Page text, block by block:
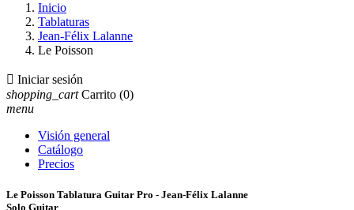
Inicio
Tablaturas
Jean-Félix Lalanne
Le Poisson
 Iniciar sesión
shopping_cart Carrito (0)
menu
Visión general
Catálogo
Precios
Le Poisson Tablatura Guitar Pro - Jean-Félix Lalanne
Solo Guitar